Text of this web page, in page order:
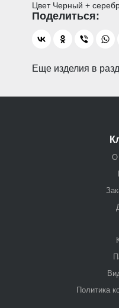
Цвет Черный +
Еще изделия в
О
Политика